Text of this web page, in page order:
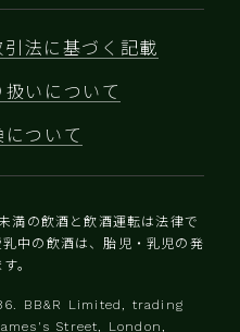
引法に基づく記載
いについて
ついて
満の飲酒と飲酒運転は法律で
中の飲酒は、胎児・乳児の発
。
BB&R Limited, trading
Street, London,